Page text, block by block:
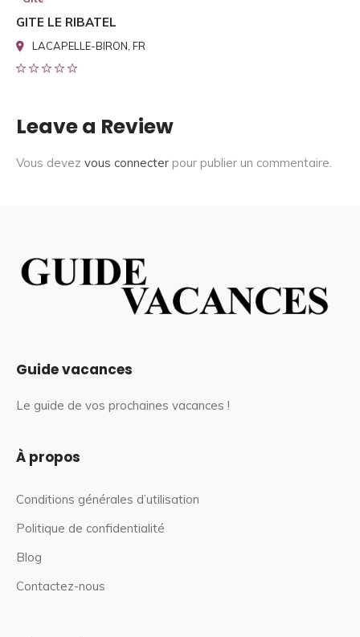
GITE LE RIBATEL
LACAPELLE-BIRON, FR
Leave a Review
Vous devez vous connecter pour publier un commentaire.
Guide vacances
Le guide de vos prochaines vacances !
À propos
Conditions générales d’utilisation
Politique de confidentialité
Blog
Contactez-nous